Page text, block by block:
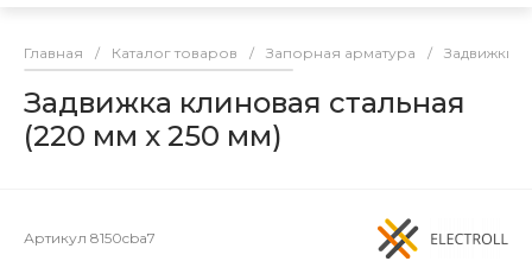
Главная / Каталог товаров / Запорная арматура / Задвижки
Задвижка клиновая стальная
(220 мм х 250 мм)
Артикул 8150cba7